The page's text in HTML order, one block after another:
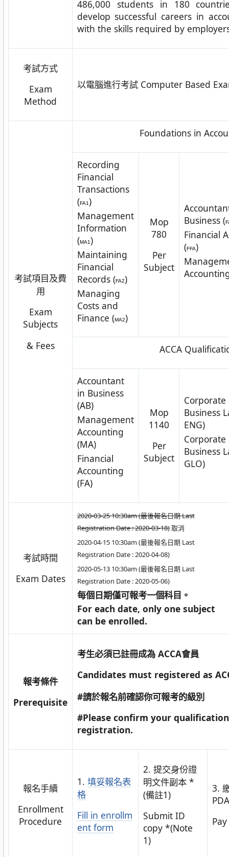
486,000 students in 180
develop successful careers in
with the skills required by
考試方式
Exam
Method
以電腦進行考試 Computer Based
考試項目及費
用
Exam
Subjects
& Fees
Foundations in
Recording
Financial
Transactions
(FA1)
Management
Information
(MA1)
Maintaining
Financial
Records (FA2)
Managing
Costs and
Finance (MA2)
Mop
780
Per
Subject
Business (
Financial
(FFA)
ACCA
Accountant
in Business
(AB)
Management
Accounting
(MA)
Financial
Accounting
(FA)
Mop
1140
Per
Subject
Corporate
Business
ENG)
Corporate
Business
GLO)
考試時間
Exam Dates
2020-03-25 10:30am (最後報名日期 Last
Registration Date : 2020-03-18)取消
2020-04-15 10:30am (最後報名日期 Last
Registration Date : 2020-04-08)
2020-05-13 10:30am (最後報名日期 Last
Registration Date : 2020-05-06)
每個日期僅可報考一個科目。
For each date, only one subject
can be enrolled.
報考條件
Prerequisite
考生必須已註冊成為 ACCA會員
Candidates must registered as
#請於報名前確認你可報考的級別
#Please confirm your
registration.
報名手續
Enrollment
Procedure
1. 填妥報名表
格
Fill in enrollm
ent form
2. 提交身份證
明文件副本 *
(備註1)
Submit ID
copy *(Note
1)
3.